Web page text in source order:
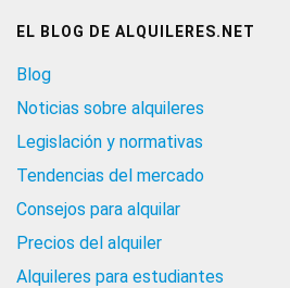
EL BLOG DE ALQUILERES.NET
Blog
Noticias sobre alquileres
Legislación y normativas
Tendencias del mercado
Consejos para alquilar
Precios del alquiler
Alquileres para estudiantes